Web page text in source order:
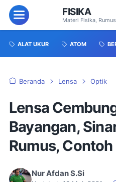
FISIKA
Materi Fisika,
ALAT UKUR ATOM
Beranda Lensa Optik
Lensa
Bayangan,
Rumus, Contoh
Nur Afdan S.Si